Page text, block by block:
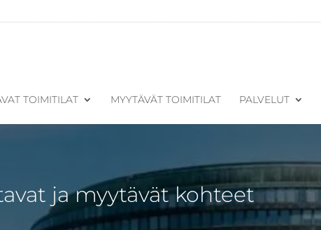
TOIMITILAT MYYTÄVÄT TOIMITILAT PALVELUT
ja myytävät kohteet